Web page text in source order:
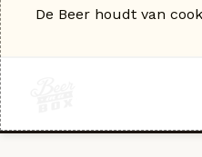
De Beer houdt van